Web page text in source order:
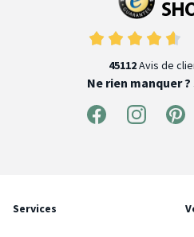
45112Avis de
Ne rien manquer
Services